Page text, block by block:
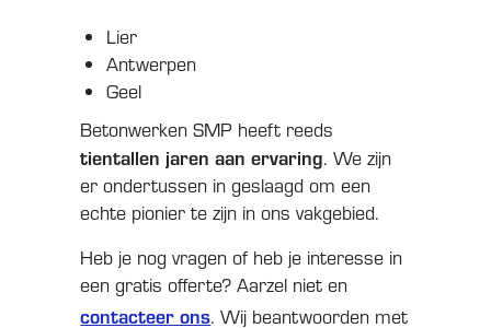
Lier
Antwerpen
Geel
Betonwerken SMP heeft reeds
tientallen jaren aan ervaring. We zijn
er ondertussen in geslaagd om een
echte pionier te zijn in ons vakgebied.
Heb je nog vragen of heb je interesse in
een gratis offerte? Aarzel niet en
contacteer ons. Wij beantwoorden met